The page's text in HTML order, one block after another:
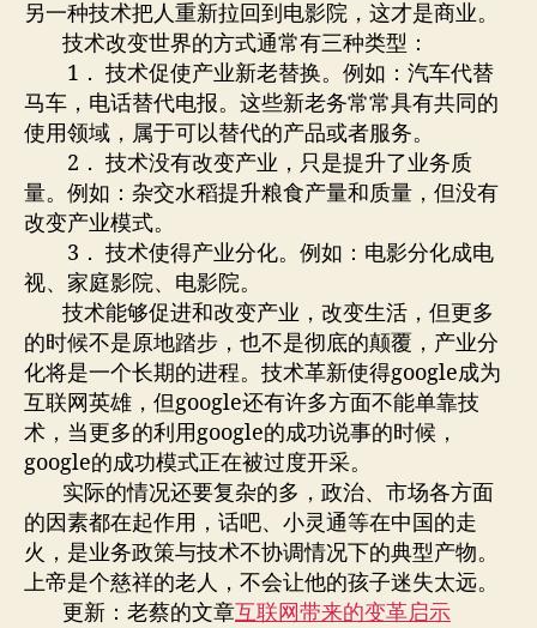
另一种技术把人重新拉回到电影院，这才是商业。
技术改变世界的方式通常有三种类型：
1． 技术促使产业新老替换。例如：汽车代替
马车，电话替代电报。这些新老务常常具有共同的
使用领域，属于可以替代的产品或者服务。
2． 技术没有改变产业，只是提升了业务质
量。例如：杂交水稻提升粮食产量和质量，但没有
改变产业模式。
3． 技术使得产业分化。例如：电影分化成电
视、家庭影院、电影院。
技术能够促进和改变产业，改变生活，但更多
的时候不是原地踏步，也不是彻底的颠覆，产业分
化将是一个长期的进程。技术革新使得google成为
互联网英雄，但google还有许多方面不能单靠技
术，当更多的利用google的成功说事的时候，
google的成功模式正在被过度开采。
实际的情况还要复杂的多，政治、市场各方面
的因素都在起作用，话吧、小灵通等在中国的走
火，是业务政策与技术不协调情况下的典型产物。
上帝是个慈祥的老人，不会让他的孩子迷失太远。
更新：老蔡的文章互联网带来的变革启示